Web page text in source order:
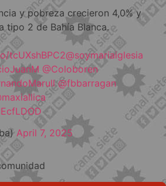
y pobreza crecieron 4,0% y
tipo 2 de Bahía Blanca.
tcUXshBPC2@soymariaiglesia
@Coloboren
@fbbarragan
April 7, 2025